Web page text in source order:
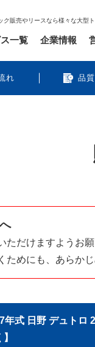
ク販売やリースなら様々な大型
れ 品
一覧 企業情報
ただけますようお
ためにも、あらか
年式 日野 デュトロ